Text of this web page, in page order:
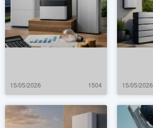
15/05/2026 1504 15/05/2026